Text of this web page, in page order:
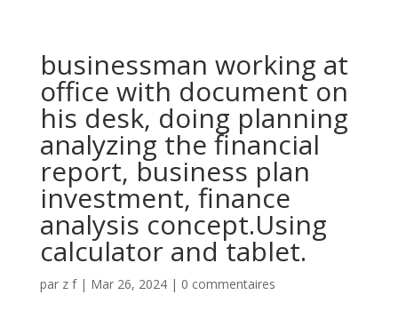
businessman working at
office with document on
his desk, doing planning
analyzing the financial
report, business plan
investment, finance
analysis concept.Using
calculator and tablet.
par z f| Mar 26, 2024| 0 commentaires